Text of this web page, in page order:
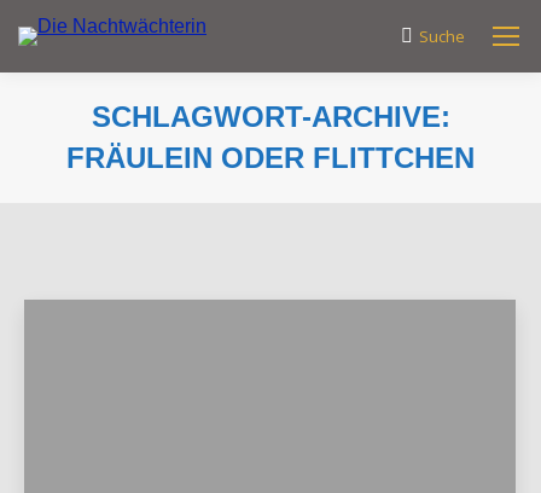
Search:
Suche
SCHLAGWORT-ARCHIVE:
FRÄULEIN ODER FLITTCHEN